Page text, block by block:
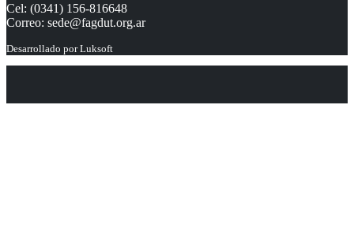
Cel: (0341) 156-816648
Correo: sede@fagdut.org.ar
Desarrollado porLuksoft